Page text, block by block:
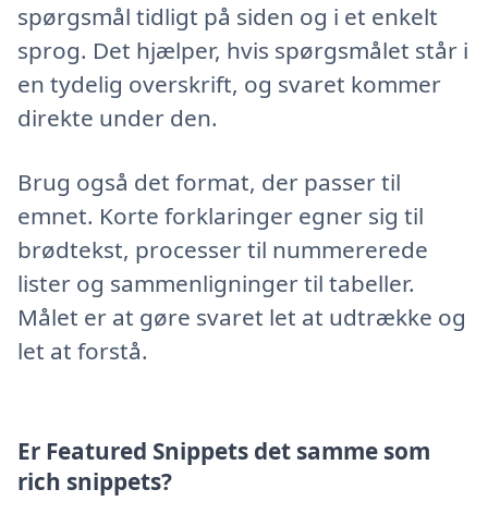
spørgsmål tidligt på siden og i et enkelt
sprog. Det hjælper, hvis spørgsmålet står i
en tydelig overskrift, og svaret kommer
direkte under den.
Brug også det format, der passer til
emnet. Korte forklaringer egner sig til
brødtekst, processer til nummererede
lister og sammenligninger til tabeller.
Målet er at gøre svaret let at udtrække og
let at forstå.
Er Featured Snippets det samme som
rich snippets?